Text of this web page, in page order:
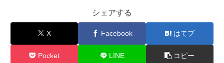
シェアする
X Facebook はてブ
Pocket LINE コピー